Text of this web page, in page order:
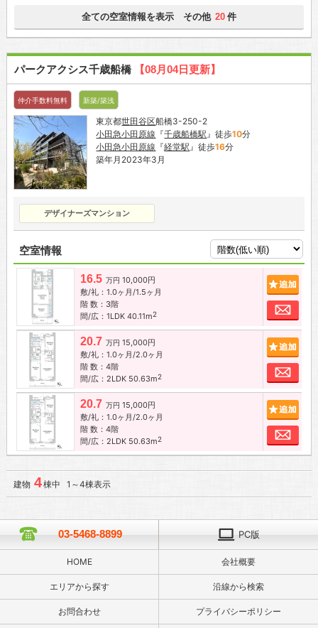
全ての空室情報を表示 その他 20 件
パークアクシス千歳船橋 【08月04日更新】
仲介手数料無料 新築/築浅
東京都世田谷区船橋3-250-2
小田急小田原線 『千歳船橋駅』徒歩10分
小田急小田原線 『経堂駅』徒歩16分
築年月2023年3月
デザイナーズマンション
空室情報
16.5 万円 10,000円
敷/礼：1.0ヶ月/1.5ヶ月
階 数：3階
間/広：1LDK 40.11m2
お
20.7 万円 15,000円
敷/礼：1.0ヶ月/2.0ヶ月
階 数：4階
間/広：2LDK 50.63m2
お
20.7 万円 15,000円
敷/礼：1.0ヶ月/2.0ヶ月
階 数：4階
間/広：2LDK 50.63m2
お
建物 4棟中 1～4棟表示
03-5468-8899 PC版
HOME 会社概要
エリアから探す 沿線から検索
お問合わせ プライバシーポリシー